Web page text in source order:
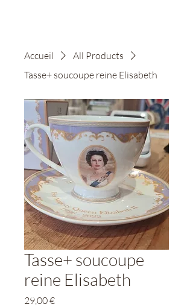
Accueil
All Products
Tasse+ soucoupe reine Elisabeth
Tasse+ soucoupe
reine Elisabeth
29,00 €Prix